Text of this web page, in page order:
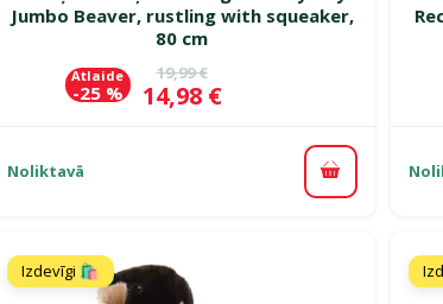
grozam
Jumbo Beaver, rustling with squeaker,
80 cm
Oriģinālā cena
19,99 €
Cena
14,98 €
Atlaide
-25 %
Noliktavā Pievienot
Izdevīgi 🛍️